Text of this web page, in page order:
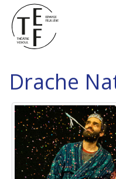
26-27
OPÉRA PROMENADE
Drache